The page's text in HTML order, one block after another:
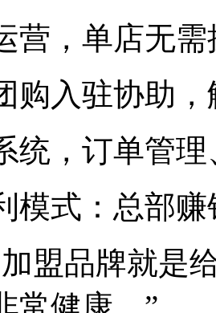
营，单店无
购入驻协助
统，订单管
模式：总部
盟品牌就是